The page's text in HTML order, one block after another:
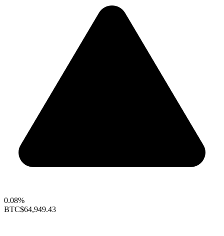
0.08%
BTC$64,949.43